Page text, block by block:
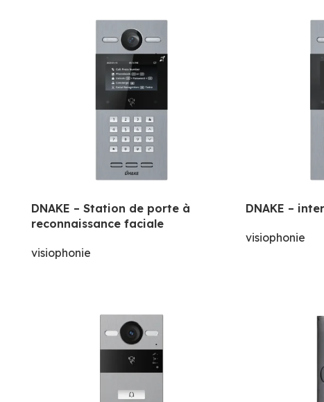
DNAKE – Station de porte à
reconnaissance faciale
visiophonie
DNAKE –
visiophonie